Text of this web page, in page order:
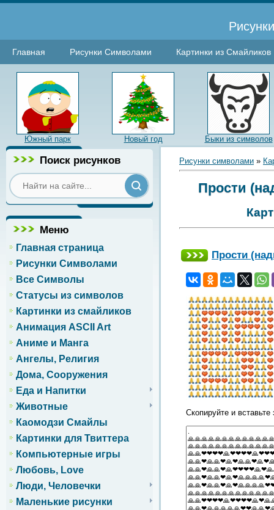
Главная Рисунки Символами Картинки из Смайликов
Южный парк Новый год Быки из символов
Поиск рисунков
Меню
Главная страница
Рисунки Символами
Все Символы
Статусы из символов
Картинки из смайликов
Анимация ASCII Art
Аниме и Манга
Ангелы, Религия
Дома, Сооружения
Еда и Напитки
Животные
Каомодзи Смайлы
Картинки для Твиттера
Компьютерные игры
Любовь, Love
Люди, Человечки
Маленькие рисунки
Рисунки символами »
Прости
Прости
Скопируйте и